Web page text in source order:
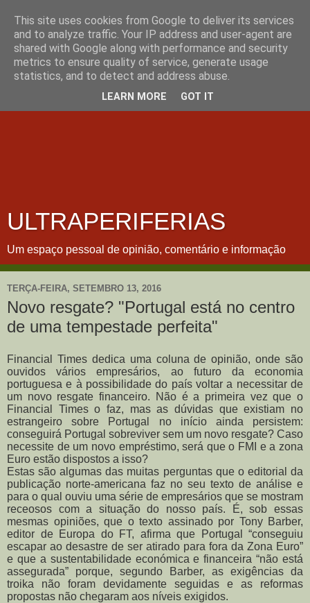
ULTRAPERIFERIAS
Um espaço pessoal de opinião, comentário e informação
TERÇA-FEIRA, SETEMBRO 13, 2016
Novo resgate? "Portugal está no centro
de uma tempestade perfeita"
Financial Times dedica uma coluna de opinião, onde são
ouvidos vários empresários, ao futuro da economia
portuguesa e à possibilidade do país voltar a necessitar de
um novo resgate financeiro.
Não é a primeira vez que o
Financial Times o faz, mas as dúvidas que existiam no
estrangeiro sobre Portugal no início ainda persistem:
conseguirá Portugal sobreviver sem um novo resgate? Caso
necessite de um novo empréstimo, será que o FMI e a zona
Euro estão dispostos a isso?
Estas são algumas das muitas perguntas que o editorial da
publicação norte-americana faz no seu texto de análise e
para o qual ouviu uma série de empresários que se mostram
receosos com a situação do nosso país.
É, sob essas
mesmas opiniões, que o texto assinado por Tony Barber,
editor de Europa do FT, afirma que Portugal “conseguiu
escapar ao desastre de ser atirado para fora da Zona Euro”
e que a sustentabilidade económica e financeira “não está
assegurada” porque, segundo Barber, as exigências da
troika não foram devidamente seguidas e as reformas
propostas não chegaram aos níveis exigidos.
This site uses cookies from Google to deliver its services
and to analyze traffic. Your IP address and user-agent are
shared with Google along with performance and security
metrics to ensure quality of service, generate usage
statistics, and to detect and address abuse.
LEARN MORE GOT IT